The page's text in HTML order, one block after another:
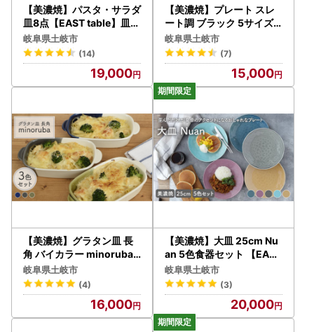
【美濃焼】パスタ・サラダ
皿8点【EAST table】皿[
MBS002]
岐阜県土岐市
(14)
19,000
【美濃焼】プレート スレ
ート調 ブラック 5サイズ
セット【EAST table】 皿
ワンプレート [MBS031]
岐阜県土岐市
(7)
15,000
【美濃焼】グラタン皿 長
角 バイカラー minoruba
3色セット【EAST table】
食器 うつわ 耐熱皿 グリル
おしゃれ [MBS043]
岐阜県土岐市
(4)
16,000
【美濃焼】大皿 25cm Nu
an 5色食器セット 【EAST
table】 [MBS011] 食器 プ
レート
岐阜県土岐市
(3)
20,000